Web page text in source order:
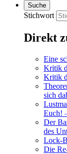
Suche
Stichwort
Direkt
Eine
Kritik
Kritik
sich
Euch!
Der
des
Lock-
Die